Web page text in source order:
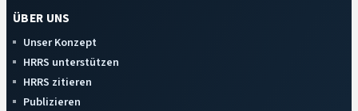
ÜBER UNS
Unser Konzept
HRRS unterstützen
HRRS zitieren
Publizieren